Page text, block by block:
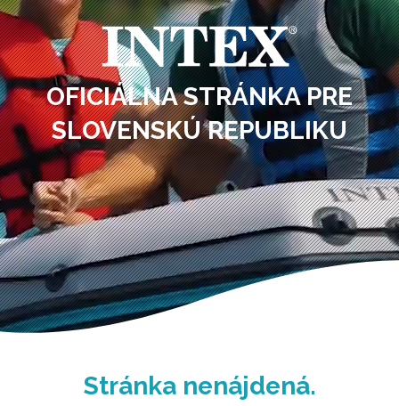
OFICIÁLNA STRÁNKA PRE
SLOVENSKÚ REPUBLIKU
Stránka nenájdená.